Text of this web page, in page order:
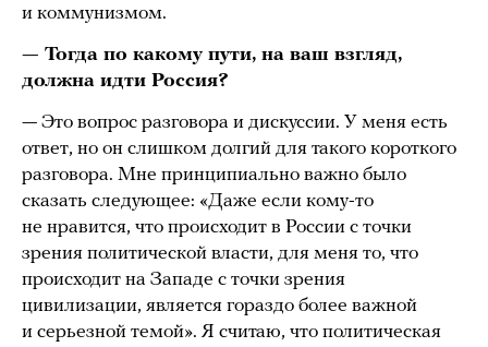
и коммунизмом.
— Тогда по какому пути, на ваш взгляд,
должна идти Россия?
— Это вопрос разговора и дискуссии. У меня есть
ответ, но он слишком долгий для такого короткого
разговора. Мне принципиально важно было
сказать следующее: «Даже если кому-то
не нравится, что происходит в России с точки
зрения политической власти, для меня то, что
происходит на Западе с точки зрения
цивилизации, является гораздо более важной
и серьезной темой». Я считаю, что политическая